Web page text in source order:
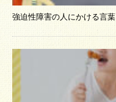
強迫性障害の人にかける言葉